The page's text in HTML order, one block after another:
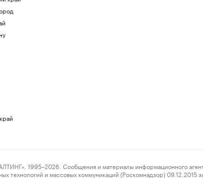
1995–2026. Сообщения и материалы информационного
технологий и массовых коммуникаций (Роскомнадзор)